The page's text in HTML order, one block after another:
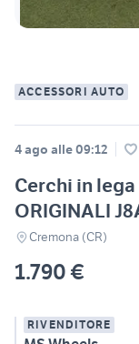
ACCESSORI AUTO
4 ago alle 09:12
Cerchi in lega
ORIGINALI
Cremona (CR)
1.790 €
RIVENDITORE